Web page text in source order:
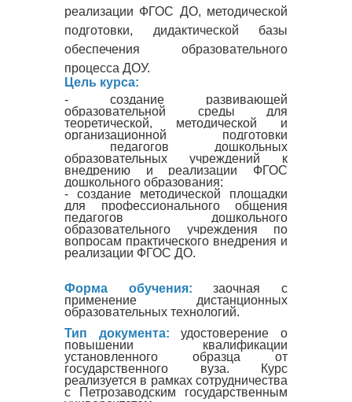
реализации ФГОС ДО, методической
подготовки, дидактической базы
обеспечения образовательного
процесса ДОУ.
Цель курса:
- создание развивающей
образовательной среды для
теоретической, методической и
организационной подготовки
педагогов дошкольных
образовательных учреждений к
внедрению и реализации ФГОС
дошкольного образования;
- создание методической площадки
для профессионального общения
педагогов дошкольного
образовательного учреждения по
вопросам практического внедрения и
реализации ФГОС ДО.
Форма обучения: заочная с
применение дистанционных
образовательных технологий.
Тип документа:удостоверение о
повышении квалификации
установленного образца от
государственного вуза. Курс
реализуется в рамках сотрудничества
с Петрозаводским государственным